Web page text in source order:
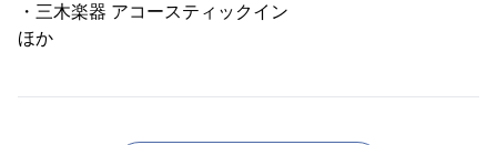
・三木楽器 アコースティックイン
ほか